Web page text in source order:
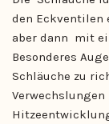
den Eckventilen
aber dann mit
Besonderes
Schläuche zu